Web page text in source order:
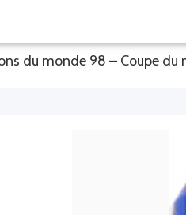
du monde 98 – Coupe